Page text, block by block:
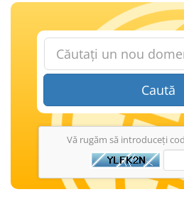
Caută
Vă rugăm să introduceți